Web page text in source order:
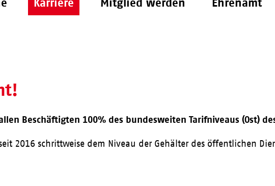
Karriere Mitglied werden Ehrenamt
Beschäftigten 100% des bundesweiten Tarifniveaus (Ost)
2016 schrittweise dem Niveau der Gehälter des öffentlichen